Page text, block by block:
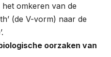
omkeren van de
(de V-vorm) naar de
oorzaken van